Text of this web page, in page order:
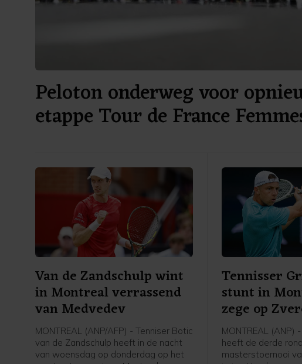
Peloton onderweg voor
etappe Tour de France
Van de Zandschulp wint
in Montreal verrassend
van Medvedev
MONTREAL (ANP/AFP) - Tenniser Botic
van de Zandschulp heeft in de nacht
van woensdag op donderdag op het
Tennisser
stunt in
zege op
MONTREAL (ANP)
heeft de derde
masterstoernooi